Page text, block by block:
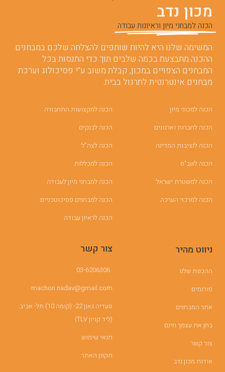
מכון נדב
הכנה למבחני מיון וראיונות עבודה
המשימה שלנו היא להיות שותפים להצלחה שלכם במבחנים.
ההכנה מתבצעת בכמה שלבים תוך כדי התנסות בכל
המבחנים הצפויים במכון, קבלת משוב ע”י פסיכולוג וערכת
מבחנים אינטרנטית לתרגול בבית.
הכנה למכוני מיון
הכנה לחברות וארגונים
הכנה לנציבות המדינה
הכנה לשב"ס
הכנה למשטרת ישראל
הכנה למרכזי הערכה
הכנה למקצועות התחבורה
הכנה לבנקים
הכנה לצה”ל
הכנה למכללות
הכנה למבחני מיון לעבודה
הכנה למבחנים פסיכוטכניים
הכנה לראיון עבודה
ניווט מהיר
ההכנות שלנו
פורומים
אתר המבחנים
בחן את עצמך חינם
צור קשר
אודות מכון נדב
צור קשר
03-6206306
machon.nadav@gmail.com
סעדיה גאון 22- (קומה 10) תל- אביב
(ליד קניון TLV)
תנאי שימוש
תקנון האתר